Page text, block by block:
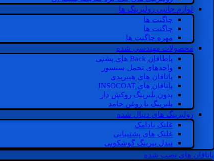
لوازم جانبی رولبرینگ ها
چاگنت ها
چاگنت ها
مهره چاگنت ها
محصولات مهندسی شده
یاطاقان Back های پشتی
واحدهای تحمل سنسور
یاتاقان های هیبریدی
یاتاقان های INSOCOAT
بدون بلبرینگ روکش دار
بلبرینگ با روغن جامد
رولبرینگ های دنبال شده
غلتک بادامک
غلتک های پشتیبانی
نیدل بیرینگ گوشکوبی
یاتاقان های نصب شده